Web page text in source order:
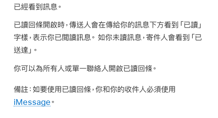
尋
已經看到訊息。
已讀回條開啟時，傳送人會在傳給你的訊息下方看到「已讀」
字樣，表示你已閲讀訊息。 如你未讀訊息，寄件人會看到「已
送達」。
你可以為所有人或單一聯絡人開啟已讀回條。
備註：如要使用已讀回條，你和你的收件人必須使用
iMessage。